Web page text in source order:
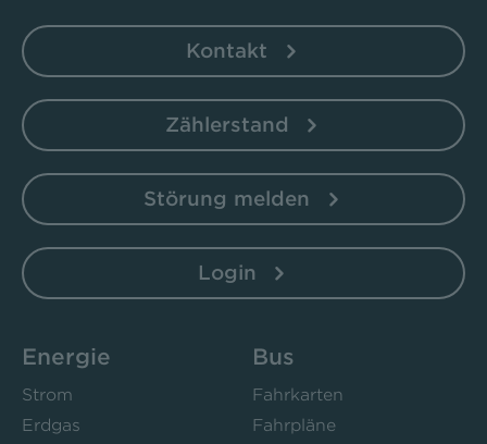
Kontakt
Zählerstand
Störung melden
Login
Energie
Strom
Erdgas
Bus
Fahrkarten
Fahrpläne